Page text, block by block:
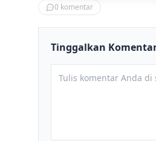
0 komentar
Tinggalkan